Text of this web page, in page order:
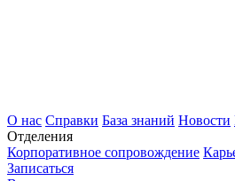
О нас Справки База знаний Новости
Отделения
Корпоративное сопровождение
Записаться